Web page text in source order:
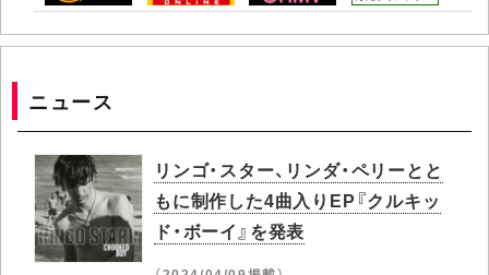
ニュース
リンゴ・スター、リンダ・ペリーとと
もに制作した4曲入りEP『クルキッ
ド・ボーイ』を発表